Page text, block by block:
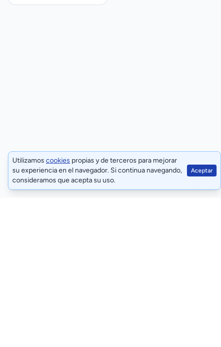
Utilizamos cookies propias y de terceros para mejorar
su experiencia en el navegador. Si continua navegando,
consideramos que acepta su uso.
Aceptar